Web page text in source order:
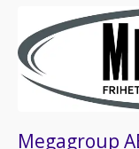
Megagroup